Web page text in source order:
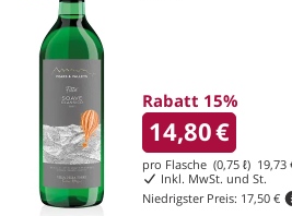
Rabatt 15%
14,80€
pro Flasche (0,75 ℓ) 19,73
Inkl. MwSt. und St.
Niedrigster Preis: 17,50 €